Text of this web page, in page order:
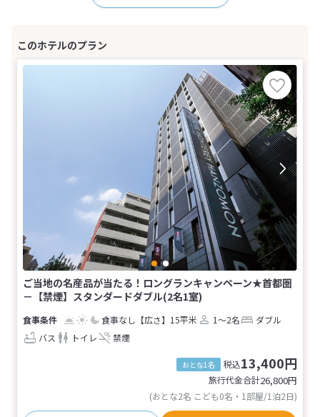
ご当地の名産品が当たる！ロングランキャンペーン★首都圏
－【禁煙】スタンダードダブル(2名1室)
食事なし 【広さ】15平米 1～2名
ダブル
バス
トイレ 禁煙
おとな1名 税込13,400円
旅行代金合計26,800円
(おとな2名 こども0名・1部屋/1泊2日)